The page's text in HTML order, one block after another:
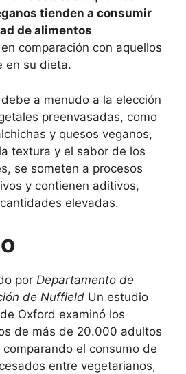
tienden a consumir
de alimentos
en comparación con aquellos
en su dieta.
a menudo a la elección
preenvasadas, como
y quesos veganos,
textura y el sabor de los
se someten a procesos
y contienen aditivos,
elevadas.
por Departamento de
de Nuffield Un estudio
Oxford examinó los
de más de 20.000 adultos
el consumo de
​​entre vegetarianos,